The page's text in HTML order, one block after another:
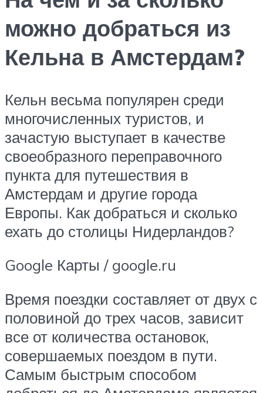
можно добраться из
Кельна в Амстердам?
Кельн весьма популярен среди
многочисленных туристов, и
зачастую выступает в качестве
своеобразного переправочного
пункта для путешествия в
Амстердам и другие города
Европы. Как добраться и сколько
ехать до столицы Нидерландов?
Google Карты / google.ru
Время поездки составляет от двух с
половиной до трех часов, зависит
все от количества остановок,
совершаемых поездом в пути.
Самым быстрым способом